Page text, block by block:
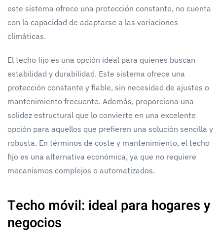
este sistema ofrece una protección constante, no cuenta
con la capacidad de adaptarse a las variaciones
climáticas.
El techo fijo es una opción ideal para quienes buscan
estabilidad y durabilidad. Este sistema ofrece una
protección constante y fiable, sin necesidad de ajustes o
mantenimiento frecuente. Además, proporciona una
solidez estructural que lo convierte en una excelente
opción para aquellos que prefieren una solución sencilla y
robusta. En términos de coste y mantenimiento, el techo
fijo es una alternativa económica, ya que no requiere
mecanismos complejos o automatizados.
Techo móvil: ideal para hogares y
negocios